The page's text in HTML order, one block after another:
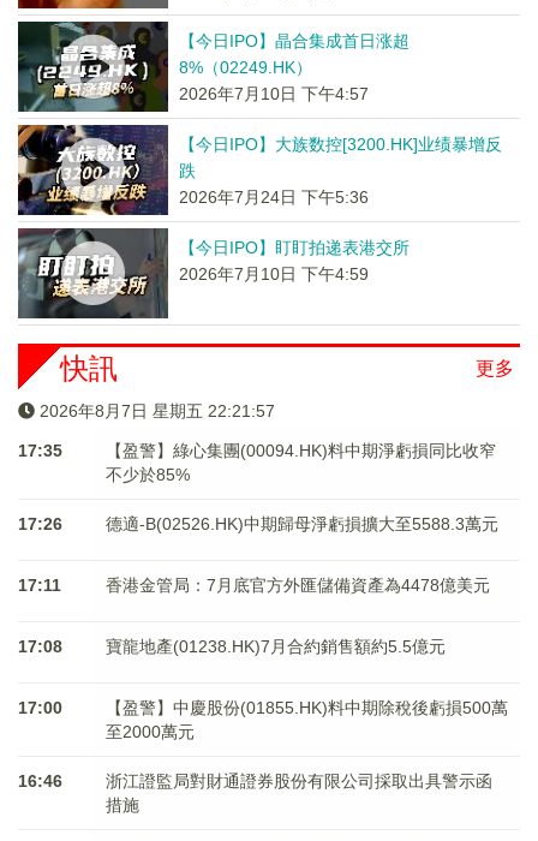
【今日IPO】晶合集成首日涨超
8%（02249.HK）
2026年7月10日 下午4:57
【今日IPO】大族数控[3200.HK]业绩暴增反
跌
2026年7月24日 下午5:36
【今日IPO】盯盯拍递表港交所
2026年7月10日 下午4:59
更多
快訊
2026年8月7日 星期五 22:21:57
17:35
【盈警】綠心集團(00094.HK)料中期淨虧損同比收窄
不少於85%
17:26 德適-B(02526.HK)中期歸母淨虧損擴大至5588.3萬元
17:11 香港金管局：7月底官方外匯儲備資產為4478億美元
17:08 寶龍地產(01238.HK)7月合約銷售額約5.5億元
17:00
【盈警】中慶股份(01855.HK)料中期除稅後虧損500萬
至2000萬元
16:46
浙江證監局對財通證券股份有限公司採取出具警示函
措施